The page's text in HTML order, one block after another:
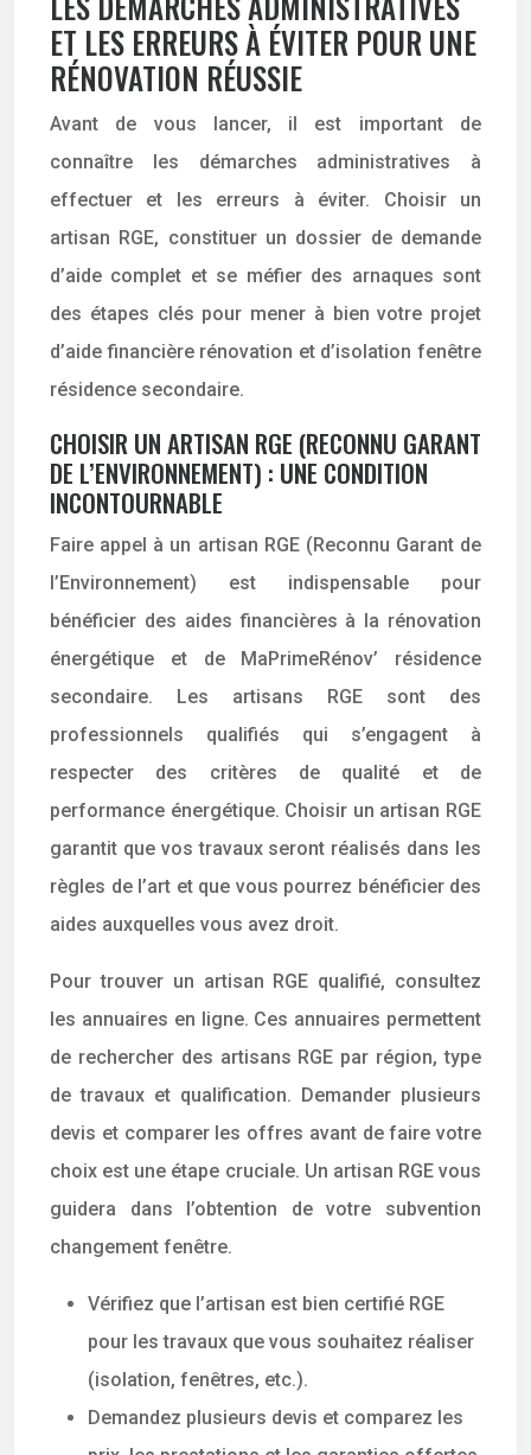
ET LES ERREURS À ÉVITER POUR UNE
RÉNOVATION RÉUSSIE
Avant de vous lancer, il est important de
connaître les démarches administratives à
effectuer et les erreurs à éviter. Choisir un
artisan RGE, constituer un dossier de demande
d’aide complet et se méfier des arnaques sont
des étapes clés pour mener à bien votre projet
d’aide financière rénovation et d’isolation fenêtre
résidence secondaire.
CHOISIR UN ARTISAN RGE (RECONNU GARANT
DE L’ENVIRONNEMENT) : UNE CONDITION
INCONTOURNABLE
Faire appel à un artisan RGE (Reconnu Garant de
l’Environnement) est indispensable pour
bénéficier des aides financières à la rénovation
énergétique et de MaPrimeRénov’ résidence
secondaire. Les artisans RGE sont des
professionnels qualifiés qui s’engagent à
respecter des critères de qualité et de
performance énergétique. Choisir un artisan RGE
garantit que vos travaux seront réalisés dans les
règles de l’art et que vous pourrez bénéficier des
aides auxquelles vous avez droit.
Pour trouver un artisan RGE qualifié, consultez
les annuaires en ligne. Ces annuaires permettent
de rechercher des artisans RGE par région, type
de travaux et qualification. Demander plusieurs
devis et comparer les offres avant de faire votre
choix est une étape cruciale. Un artisan RGE vous
guidera dans l’obtention de votre subvention
changement fenêtre.
Vérifiez que l’artisan est bien certifié RGE
pour les travaux que vous souhaitez réaliser
(isolation, fenêtres, etc.).
Demandez plusieurs devis et comparez les